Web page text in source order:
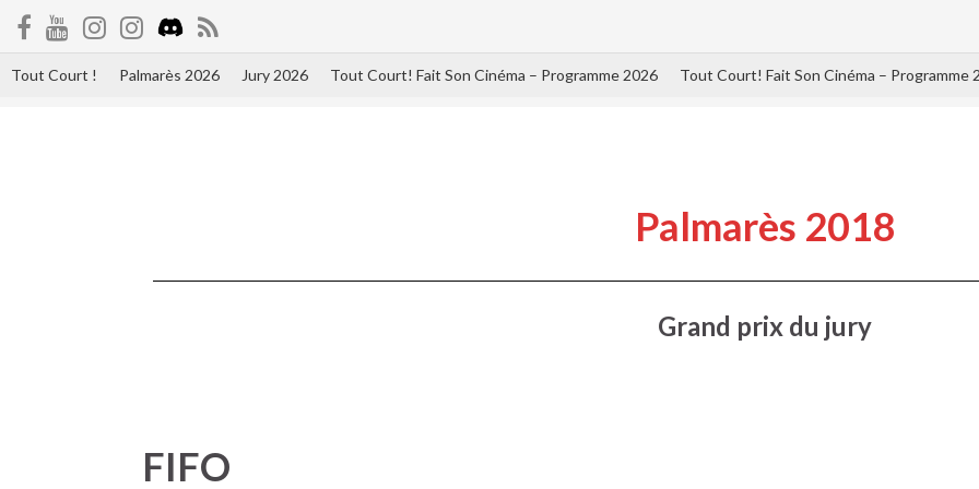
Tout Court ! Palmarès 2026 Jury 2026 Tout Court! Fait Son Cinéma – Programme 2026 Tout Court! Fait Son Cinéma – Programme
Palmarès 2018
Grand prix du jury
FIFO